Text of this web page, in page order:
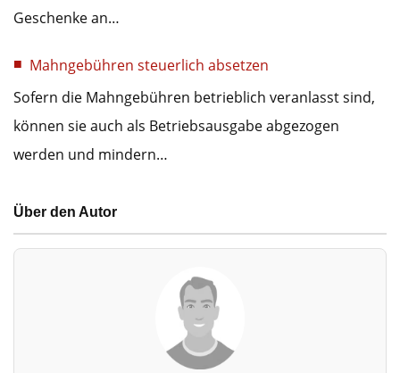
Geschenke an…
Mahngebühren steuerlich absetzen
Sofern die Mahngebühren betrieblich veranlasst sind,
können sie auch als Betriebsausgabe abgezogen
werden und mindern…
Über den Autor